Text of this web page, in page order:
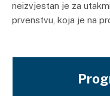
neizvjestan je za
prvenstvu, koja je na